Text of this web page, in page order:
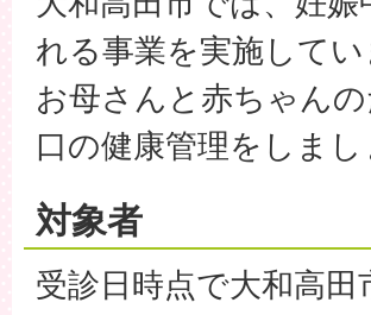
れる事業を実施してい
お母さんと赤ちゃん
口の健康管理をしまし
対象者
受診日時点で大和高